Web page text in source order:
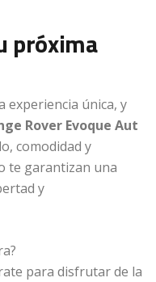
próxima
experiencia única, y
Rover Evoque Aut
comodidad y
te garantizan una
y
para disfrutar de la